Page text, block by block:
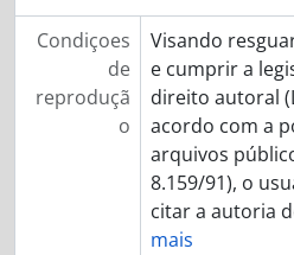
Condiçoes
de
reproduçã
o
Visando
e cumprir a
direito autoral
acordo com a
arquivos
8.159/91), o
citar a autoria
mais